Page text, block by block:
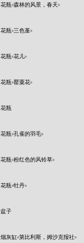
花瓶«森林的风景，春天»
花瓶«三色堇»
花瓶«花儿»
花瓶«罂粟花»
花瓶
花瓶«孔雀的羽毛»
花瓶«粉红色的风铃草»
花瓶«牡丹»
盆子
烟灰缸«第比利斯，姆沙克报社»